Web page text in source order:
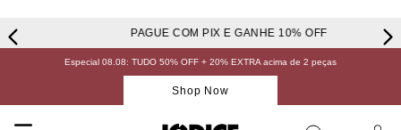
PAGUE COM PIX E GANHE 10% OFF
Especial 08.08: TUDO 50% OFF + 20% EXTRA acima de 2 peças
Shop Now